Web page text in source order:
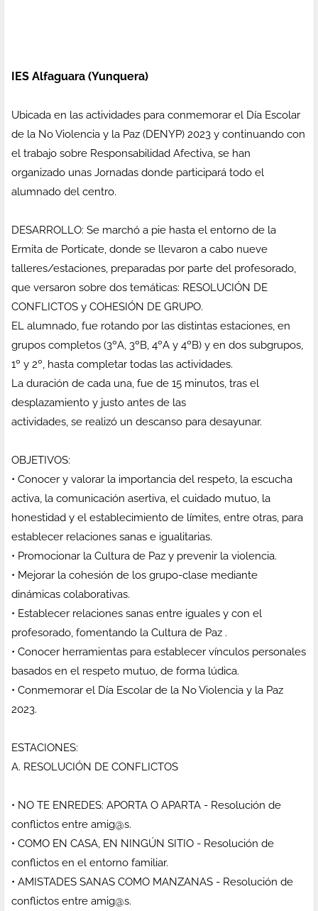
IES Alfaguara (Yunquera)
Ubicada en las actividades para conmemorar el Día Escolar
de la No Violencia y la Paz (DENYP) 2023 y continuando con
el trabajo sobre Responsabilidad Afectiva, se han
organizado unas Jornadas donde participará todo el
alumnado del centro.
DESARROLLO: Se marchó a pie hasta el entorno de la
Ermita de Porticate, donde se llevaron a cabo nueve
talleres/estaciones, preparadas por parte del profesorado,
que versaron sobre dos temáticas: RESOLUCIÓN DE
CONFLICTOS y COHESIÓN DE GRUPO.
EL alumnado, fue rotando por las distintas estaciones, en
grupos completos (3ºA, 3ºB, 4ºA y 4ºB) y en dos subgrupos,
1º y 2º, hasta completar todas las actividades.
La duración de cada una, fue de 15 minutos, tras el
desplazamiento y justo antes de las
actividades, se realizó un descanso para desayunar.
OBJETIVOS:
• Conocer y valorar la importancia del respeto, la escucha
activa, la comunicación asertiva, el cuidado mutuo, la
honestidad y el establecimiento de límites, entre otras, para
establecer relaciones sanas e igualitarias.
• Promocionar la Cultura de Paz y prevenir la violencia.
• Mejorar la cohesión de los grupo-clase mediante
dinámicas colaborativas.
• Establecer relaciones sanas entre iguales y con el
profesorado, fomentando la Cultura de Paz .
• Conocer herramientas para establecer vínculos personales
basados en el respeto mutuo, de forma lúdica.
• Conmemorar el Día Escolar de la No Violencia y la Paz
2023.
ESTACIONES:
A. RESOLUCIÓN DE CONFLICTOS
• NO TE ENREDES: APORTA O APARTA - Resolución de
conflictos entre amig@s.
• COMO EN CASA, EN NINGÚN SITIO - Resolución de
conflictos en el entorno familiar.
• AMISTADES SANAS COMO MANZANAS - Resolución de
conflictos entre amig@s.